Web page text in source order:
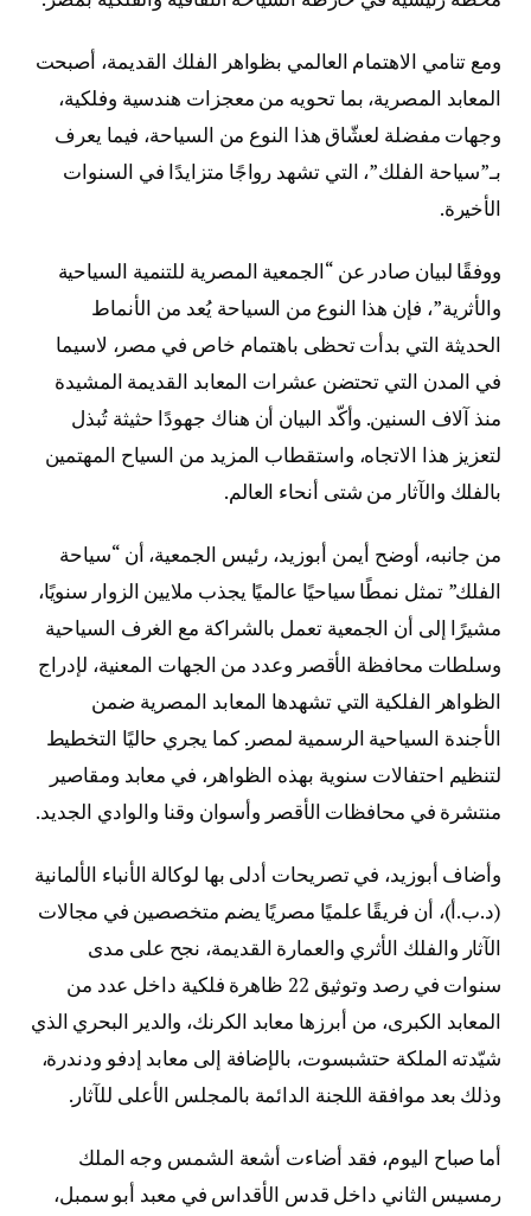
ومع تنامي الاهتمام العالمي بظواهر الفلك القديمة، أصبحت
المعابد المصرية، بما تحويه من معجزات هندسية وفلكية،
وجهات مفضلة لعشّاق هذا النوع من السياحة، فيما يعرف
بـ”سياحة الفلك”، التي تشهد رواجًا متزايدًا في السنوات
الأخيرة.
ووفقًا لبيان صادر عن “الجمعية المصرية للتنمية السياحية
والأثرية”، فإن هذا النوع من السياحة يُعد من الأنماط
الحديثة التي بدأت تحظى باهتمام خاص في مصر، لاسيما
في المدن التي تحتضن عشرات المعابد القديمة المشيدة
منذ آلاف السنين. وأكّد البيان أن هناك جهودًا حثيثة تُبذل
لتعزيز هذا الاتجاه، واستقطاب المزيد من السياح المهتمين
بالفلك والآثار من شتى أنحاء العالم.
من جانبه، أوضح أيمن أبوزيد، رئيس الجمعية، أن “سياحة
الفلك” تمثل نمطًا سياحيًا عالميًا يجذب ملايين الزوار سنويًا،
مشيرًا إلى أن الجمعية تعمل بالشراكة مع الغرف السياحية
وسلطات محافظة الأقصر وعدد من الجهات المعنية، لإدراج
الظواهر الفلكية التي تشهدها المعابد المصرية ضمن
الأجندة السياحية الرسمية لمصر. كما يجري حاليًا التخطيط
لتنظيم احتفالات سنوية بهذه الظواهر، في معابد ومقاصير
منتشرة في محافظات الأقصر وأسوان وقنا والوادي الجديد.
وأضاف أبوزيد، في تصريحات أدلى بها لوكالة الأنباء الألمانية
(د.ب.أ)، أن فريقًا علميًا مصريًا يضم متخصصين في مجالات
الآثار والفلك الأثري والعمارة القديمة، نجح على مدى
سنوات في رصد وتوثيق 22 ظاهرة فلكية داخل عدد من
المعابد الكبرى، من أبرزها معابد الكرنك، والدير البحري الذي
شيّدته الملكة حتشبسوت، بالإضافة إلى معابد إدفو ودندرة،
وذلك بعد موافقة اللجنة الدائمة بالمجلس الأعلى للآثار.
أما صباح اليوم، فقد أضاءت أشعة الشمس وجه الملك
رمسيس الثاني داخل قدس الأقداس في معبد أبو سمبل،